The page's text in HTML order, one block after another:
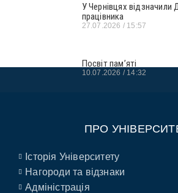
У Чернівцях
працівника
27.07.2026 15:57
Посвіт пам’яті
10.07.2026 14:32
ПРО
Історія Університету
Нагороди та відзнаки
Адміністрація